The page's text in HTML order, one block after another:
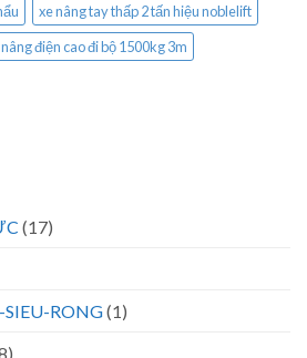
xe nâng tay thấp 2 tấn hiệu noblelift
điện cao đi bộ 1500kg 3m
(17)
RONG(1)